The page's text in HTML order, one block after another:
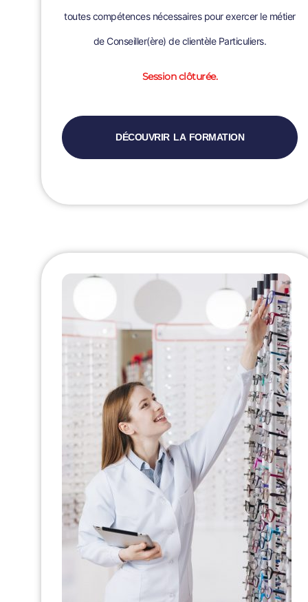
toutes compétences nécessaires pour exercer le métier
de Conseiller(ère) de clientèle Particuliers.
Session clôturée.
DÉCOUVRIR LA FORMATION